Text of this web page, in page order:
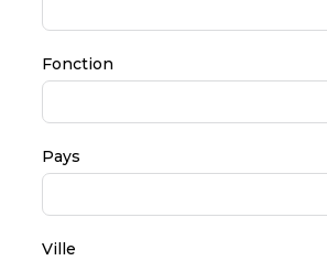
Fonction
Pays
Ville